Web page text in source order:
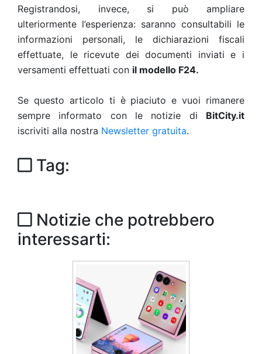
Registrandosi, invece, si può ampliare
ulteriormente l’esperienza: saranno consultabili le
informazioni personali, le dichiarazioni fiscali
effettuate, le ricevute dei documenti inviati e i
versamenti effettuati con il modello F24.
Se questo articolo ti è piaciuto e vuoi rimanere
sempre informato con le notizie di BitCity.it
iscriviti alla nostra Newsletter gratuita.
Tag:
Notizie che potrebbero
interessarti: